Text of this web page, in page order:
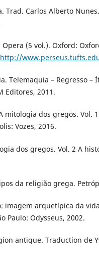
Trad. Carlos Alberto
Opera (5 vol.). Oxford:
http://
Telemaquia – Regresso
Editores, 2011.
mitologia dos gregos. Vol.
Vozes, 2016.
dos gregos. Vol. 2 A
da religião grega.
imagem arquetípica da
Paulo: Odysseus, 2002.
antique. Traduction de